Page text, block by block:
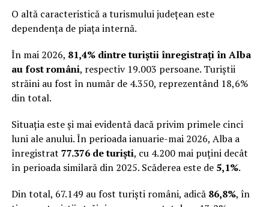
O altă caracteristică a turismului județean este
dependența de piața internă.
În mai 2026, 81,4% dintre turiștii înregistrați în Alba
au fost români, respectiv 19.003 persoane. Turiștii
străini au fost în număr de 4.350, reprezentând 18,6%
din total.
Situația este și mai evidentă dacă privim primele cinci
luni ale anului. În perioada ianuarie-mai 2026, Alba a
înregistrat 77.376 de turiști, cu 4.200 mai puțini decât
în perioada similară din 2025. Scăderea este de 5,1%.
Din total, 67.149 au fost turiști români, adică 86,8%, în